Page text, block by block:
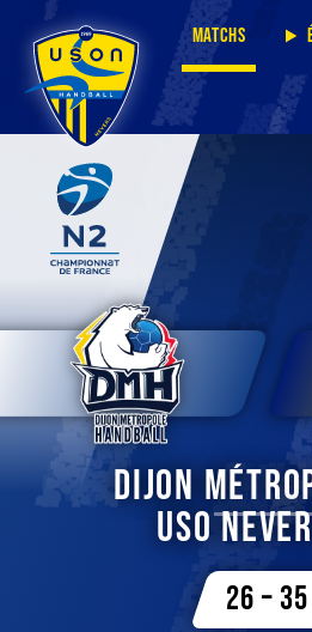
Matchs
Dijon
USO
26 – 35